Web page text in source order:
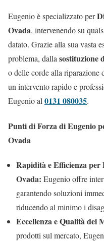
Eugenio è specializzato per
Ovada, intervenendo su
datato. Grazie alla sua vasta
problema, dallasostituzione
o delle corde alla riparazione
un intervento rapido e
Eugenio al0131 080035.
Punti di Forza di Eugenio
Ovada
Rapidità e Efficienza
Ovada: Eugenio offre
garantendo soluzioni
riducendo al minimo i
Eccellenza e Qualità dei
prodotti sul mercato,